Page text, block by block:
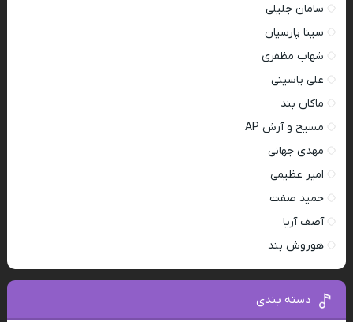
سامان جلیلی
سینا پارسیان
شهاب مظفری
علی یاسینی
ماکان بند
مسیح و آرش AP
مهدی جهانی
امیر عظیمی
حمید صفت
آصف آریا
هوروش بند
دسته بندی